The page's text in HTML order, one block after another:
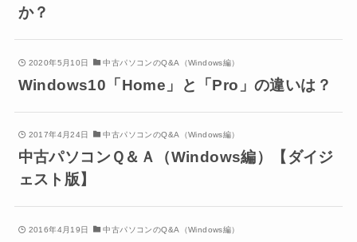
か？
2020年5月10日 中古パソコンのQ&A（Windows編）
Windows10「Home」と「Pro」の違いは？
2017年4月24日 中古パソコンのQ&A（Windows編）
中古パソコンＱ＆Ａ（Windows編）【ダイジ
ェスト版】
2016年4月19日 中古パソコンのQ&A（Windows編）